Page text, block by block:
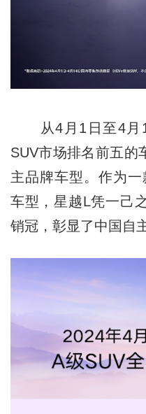
从4月1日至4月
SUV市场排名前五的
主品牌车型。作为
车型，星越L凭一己
销冠，彰显了中国自